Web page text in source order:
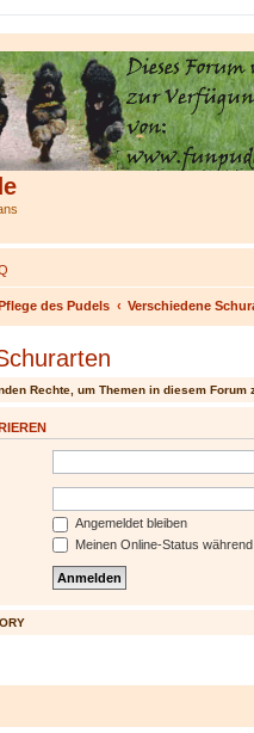
des Pudels Verschiedene
Rechte, um Themen in diesem Forum
Angemeldet bleiben
Meinen Online-Status